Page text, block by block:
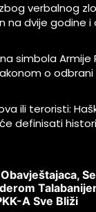
verbalnog
na dvije godine i
simbola Armije
o odbrani
ili teroristi:
definisati
A Sve Bliži